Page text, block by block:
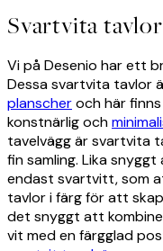
Svartvita
Vi på Desenio har ett
Dessa svartvita tavlor
planscheroch här
konstnärlig och
tavelvägg är svartvita
fin samling. Lika
endast svartvitt, som
tavlor i färg för att
det snyggt att
vit med en färgglad